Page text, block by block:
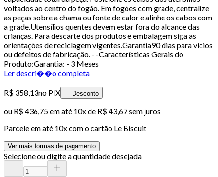
voltados ao centro do fogão. Em fogões com grade, centralize
as peças sobre a chama ou fonte de calor e alinhe os cabos com
a grade.Utensílios quentes devem estar fora do alcance das
crianças. Para descarte dos produtos e embalagem siga as
orientações de reciclagem vigentes.Garantia90 dias para vícios
ou defeitos de fabricação. - -Características Gerais do
Produto:Garantia: - 3 Meses
Ler descri��o completa
R$ 358,13no PIX Desconto
ou R$ 436,75em até 10x de R$ 43,67 sem juros
Parcele em até 10x com o cartão Le Biscuit
Ver mais formas de pagamento
Selecione ou digite a quantidade desejada